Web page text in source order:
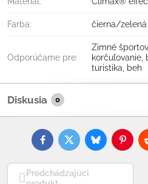
Farba: čierna/zelená
Odporúčame pre:
Zimné
korčuľovanie,
turistika, beh
Diskusia 0
FacebookTwitterBluesky
Predchádzajúci